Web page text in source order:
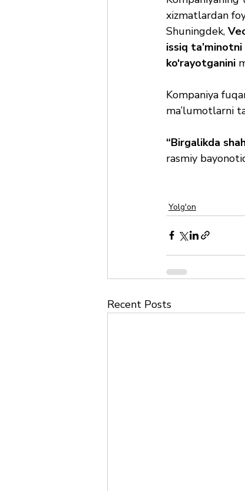
xizmatlardan
Shuningdek,
issiq
ko‘rayotganini
Kompaniya
ma’lumotlarni
“Birgalikda
rasmiy
Yolg'on
Recent Posts